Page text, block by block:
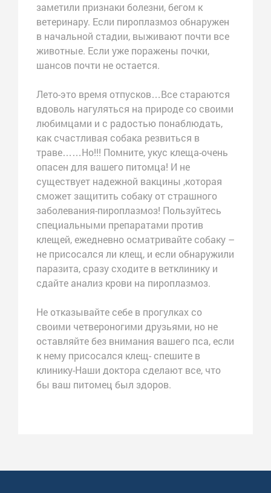
заметили признаки болезни, бегом к
ветеринару. Если пироплазмоз обнаружен
в начальной стадии, выживают почти все
животные. Если уже поражены почки,
шансов почти не остается.
Лето-это время отпусков…Все стараются
вдоволь нагуляться на природе со своими
любимцами и с радостью понаблюдать,
как счастливая собака резвиться в
траве……Но!!! Помните, укус клеща-очень
опасен для вашего питомца! И не
существует надежной вакцины ,которая
сможет защитить собаку от страшного
заболевания-пироплазмоз! Пользуйтесь
специальными препаратами против
клещей, ежедневно осматривайте собаку –
не присосался ли клещ, и если обнаружили
паразита, сразу сходите в ветклинику и
сдайте анализ крови на пироплазмоз.
Не отказывайте себе в прогулках со
своими четвероногими друзьями, но не
оставляйте без внимания вашего пса, если
к нему присосался клещ- спешите в
клинику-Наши доктора сделают все, что
бы ваш питомец был здоров.